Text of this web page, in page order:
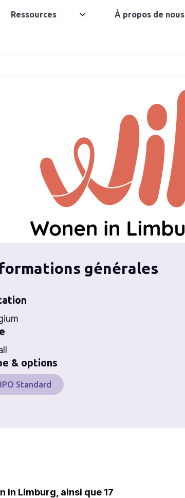
Ressources À propos de nous
générales
& options
Standard
in Limburg, ainsi que 17